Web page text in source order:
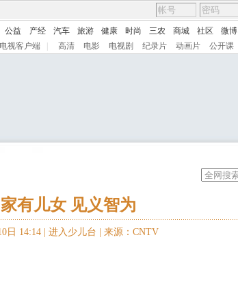
公益 产经 汽车 旅游 健康 时尚 三农 商城 社区 微博
视客户端 高清 电影 电视剧 纪录片 动画片 公开课
有儿女 见义智为
日 14:14 | 进入少儿台 来源：CNTV